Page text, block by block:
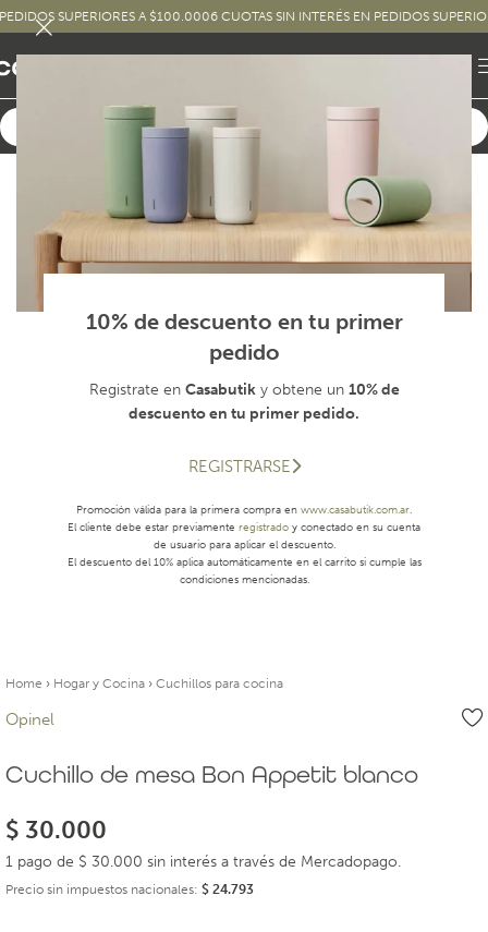
10% de descuento en tu primer
pedido
Registrate en Casabutiky obtene un 10% de
descuento en tu primer pedido.
REGISTRARSE
Promoción válida para la primera compra en www.casabutik.com.ar.
El cliente debe estar previamente registrado y conectado en su cuenta
de usuario para aplicar el descuento.
El descuento del 10% aplica automáticamente en el carrito si cumple las
condiciones mencionadas.
SUPERIORES A $100.0006 CUOTAS SIN INTERÉS EN PEDIDOS
Home › Hogar y Cocina › Cuchillos para cocina
Opinel
Cuchillo de mesa Bon Appetit blanco
$ 30.000
1 pago de $ 30.000 sin interés a través de Mercadopago.
Precio sin impuestos nacionales: $ 24.793